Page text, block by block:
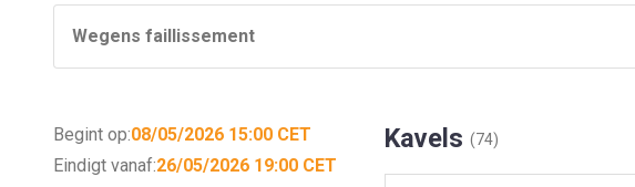
Wegens faillissement
Begint op:08/05/2026 15:00 CET
Eindigt vanaf:26/05/2026 19:00 CET
Kavels(74)